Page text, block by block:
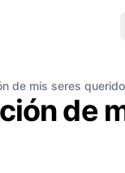
de mis seres
de